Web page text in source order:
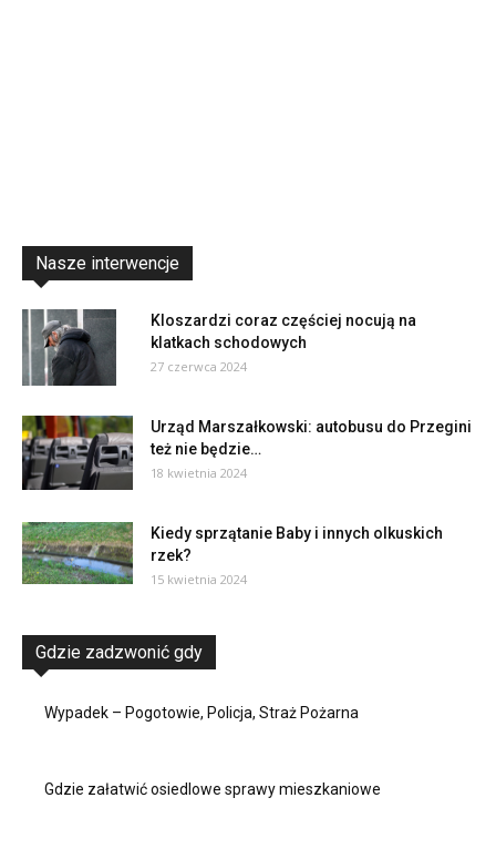
Nasze interwencje
Kloszardzi coraz częściej nocują na
klatkach schodowych
27 czerwca 2024
Urząd Marszałkowski: autobusu do Przegini
też nie będzie…
18 kwietnia 2024
Kiedy sprzątanie Baby i innych olkuskich
rzek?
15 kwietnia 2024
Gdzie zadzwonić gdy
Wypadek – Pogotowie, Policja, Straż Pożarna
Gdzie załatwić osiedlowe sprawy mieszkaniowe